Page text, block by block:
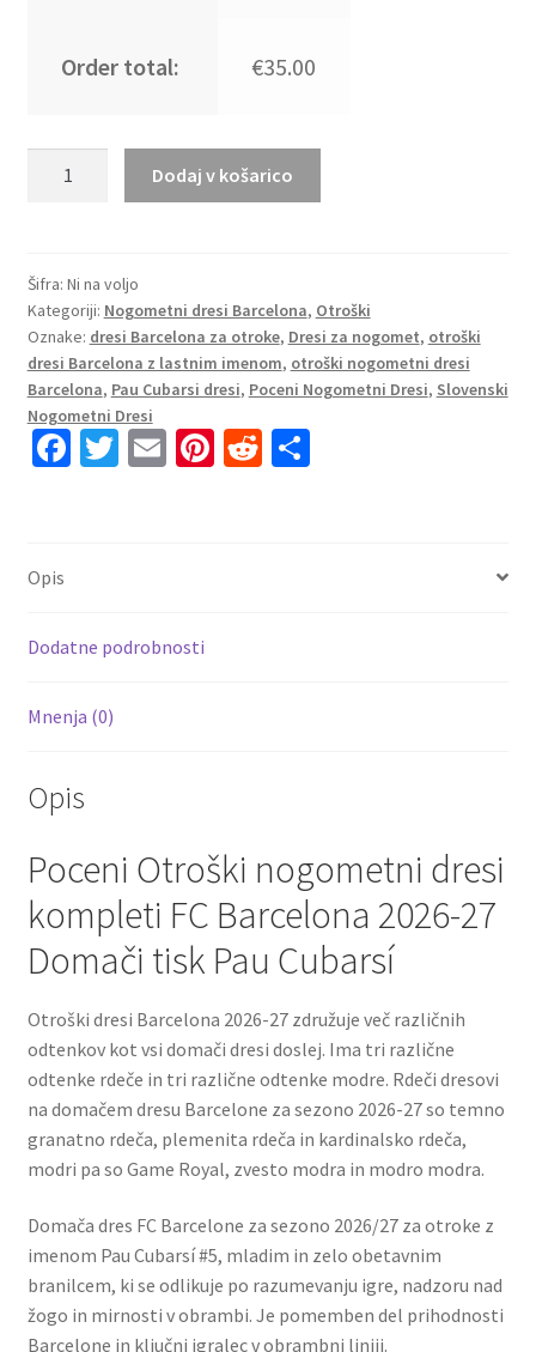
Order total: €35.00
FC
Barcelona
2026-
27
Domači
tisk
Pau
Dodaj v košarico
Šifra: Ni na voljo
Kategoriji: Nogometni dresi Barcelona, Otroški
Oznake: dresi Barcelona za otroke, Dresi za nogomet, otroški
dresi Barcelona z lastnim imenom, otroški nogometni dresi
Barcelona, Pau Cubarsi dresi, Poceni Nogometni Dresi, Slovenski
Nogometni Dresi
Fa
k
T E Pi R S
Opis
Dodatne podrobnosti
Mnenja (0)
Opis
Poceni Otroški nogometni dresi
kompleti FC Barcelona 2026-27
Domači tisk Pau Cubarsí
Otroški dresi Barcelona 2026-27 združuje več različnih
odtenkov kot vsi domači dresi doslej. Ima tri različne
odtenke rdeče in tri različne odtenke modre. Rdeči dresovi
na domačem dresu Barcelone za sezono 2026-27 so temno
granatno rdeča, plemenita rdeča in kardinalsko rdeča,
modri pa so Game Royal, zvesto modra in modro modra.
Domača dres FC Barcelone za sezono 2026/27 za otroke z
imenom Pau Cubarsí #5, mladim in zelo obetavnim
branilcem, ki se odlikuje po razumevanju igre, nadzoru nad
žogo in mirnosti v obrambi. Je pomemben del prihodnosti
Barcelone in ključni igralec v obrambni liniji.